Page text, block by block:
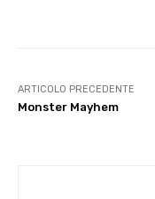
ARTICOLO PRECEDENTE
Monster Mayhem